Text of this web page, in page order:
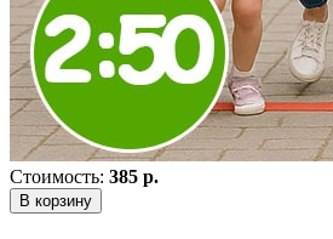
Стоимость: 385 р.
В корзину